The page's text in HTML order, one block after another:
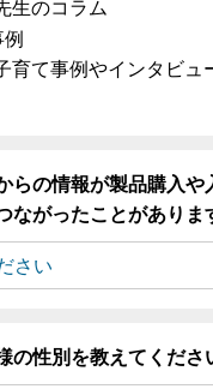
生のコラム
育て事例やインタビュ
らの情報が製品購入や
ながったことがありま
の性別を教えてくださ